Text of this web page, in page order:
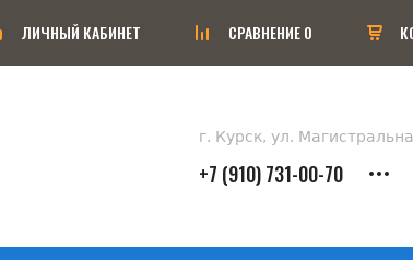
ЛИЧНЫЙ КАБИНЕТ СРАВНЕНИЕ0
г. Курск, ул.
+7 (910) 731-00-70